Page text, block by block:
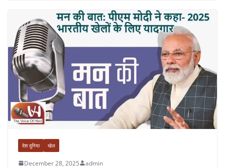
देश दुनिया खेल
December 28, 2025 admin